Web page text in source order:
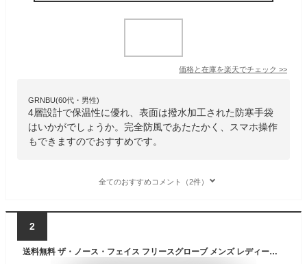
価格と在庫を楽天でチェック >>
GRNBU(60代・男性)
4層設計で保温性に優れ、表面は撥水加工された防寒手袋
はいかがでしょうか。完全防風であたたかく、スマホ操作
もできますのでおすすめです。
全てのおすすめコメント（2件）
2
送料無料 ザ・ノース・フェイス フリースグローブ メンズ レディース THE NORTH FACE デナリイーチップ ユニセックス 防寒用 手袋 スマホ・タッチパネル対応 アウトドア カジュアル アクセサリー ブランド てぶくろ 男女兼用 タウン デイリー 普段使い 秋冬 アパレル/NN62312